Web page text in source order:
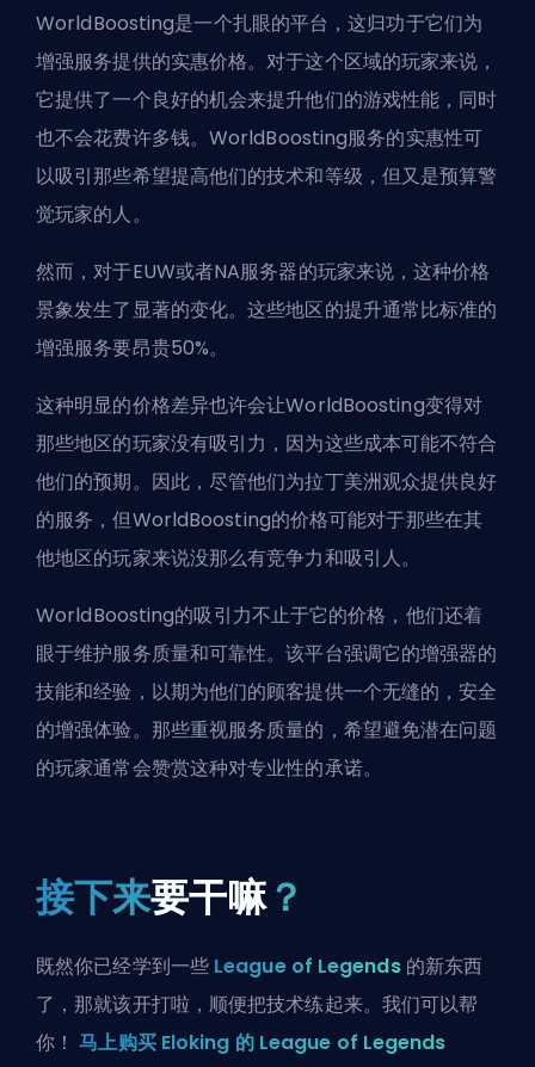
WorldBoosting是一个扎眼的平台，这归功于它们为
增强服务提供的实惠价格。对于这个区域的玩家来说，
它提供了一个良好的机会来提升他们的游戏性能，同时
也不会花费许多钱。WorldBoosting服务的实惠性可
以吸引那些希望提高他们的技术和等级，但又是预算警
觉玩家的人。
然而，对于EUW或者NA服务器的玩家来说，这种价格
景象发生了显著的变化。这些地区的提升通常比标准的
增强服务要昂贵50%。
这种明显的价格差异也许会让WorldBoosting变得对
那些地区的玩家没有吸引力，因为这些成本可能不符合
他们的预期。因此，尽管他们为拉丁美洲观众提供良好
的服务，但WorldBoosting的价格可能对于那些在其
他地区的玩家来说没那么有竞争力和吸引人。
WorldBoosting的吸引力不止于它的价格，他们还着
眼于维护服务质量和可靠性。该平台强调它的增强器的
技能和经验，以期为他们的顾客提供一个无缝的，安全
的增强体验。那些重视服务质量的，希望避免潜在问题
的玩家通常会赞赏这种对专业性的承诺。
接下来要干嘛？
既然你已经学到一些 League of Legends的新东西
了，那就该开打啦，顺便把技术练起来。我们可以帮
你！马上购买 Eloking 的 League of Legends